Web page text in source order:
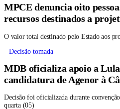
MPCE denuncia oito
recursos destinados a
O valor total destinado pelo Estado aos
Decisão tomada
MDB oficializa apoio a
candidatura de Agenor à
Decisão foi oficializada durante
quarta (05)